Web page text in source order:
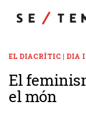
EL DIACRÍTIC | DIA
El
el món